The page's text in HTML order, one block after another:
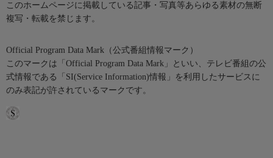
このホームページに掲載している記事・写真等あらゆる素材の無断
複写・転載を禁じます。
Official Program Data Mark（公式番組情報マーク）
このマークは「Official Program Data Mark」といい、テレビ番組の公
式情報である「SI(Service Information)情報」を利用したサービスに
のみ表記が許されているマークです。